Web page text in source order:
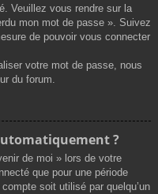
Veuillez vous rendre sur la
mon mot de passe ». Suivez
de pouvoir vous connecter
votre mot de passe, nous
du forum.
?
de moi » lors de votre
que pour une période
soit utilisé par quelqu’un